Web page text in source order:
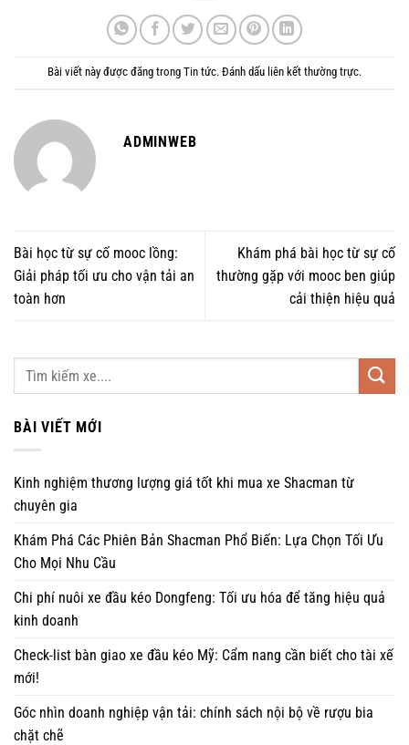
Bài viết này được đăng trong Tin tức. Đánh dấu liên kết thường trực.
ADMINWEB
Bài học từ sự cố mooc lồng:
Giải pháp tối ưu cho vận tải an
toàn hơn
Khám phá bài học từ sự cố
thường gặp với mooc ben giúp
cải thiện hiệu quả
BÀI VIẾT MỚI
Kinh nghiệm thương lượng giá tốt khi mua xe Shacman từ
chuyên gia
Khám Phá Các Phiên Bản Shacman Phổ Biến: Lựa Chọn Tối Ưu
Cho Mọi Nhu Cầu
Chi phí nuôi xe đầu kéo Dongfeng: Tối ưu hóa để tăng hiệu quả
kinh doanh
Check-list bàn giao xe đầu kéo Mỹ: Cẩm nang cần biết cho tài xế
mới!
Góc nhìn doanh nghiệp vận tải: chính sách nội bộ về rượu bia
chặt chẽ